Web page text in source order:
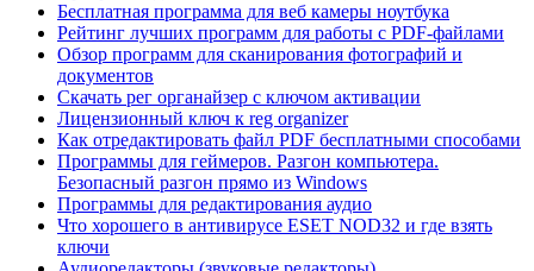
Бесплатная программа для веб камеры ноутбука
Рейтинг лучших программ для работы с PDF-файлами
Обзор программ для сканирования фотографий и
документов
Скачать рег органайзер с ключом активации
Лицензионный ключ к reg organizer
Как отредактировать файл PDF бесплатными способами
Программы для геймеров. Разгон компьютера.
Безопасный разгон прямо из Windows
Программы для редактирования аудио
Что хорошего в антивирусе ESET NOD32 и где взять
ключи